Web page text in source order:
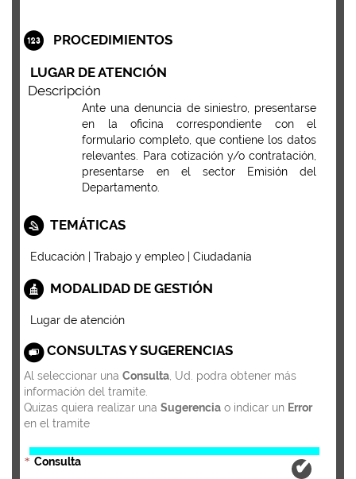
PROCEDIMIENTOS
LUGAR DE ATENCIÓN
Descripción
Ante una denuncia de siniestro, presentarse
en la oficina correspondiente con el
formulario completo, que contiene los datos
relevantes. Para cotización y/o contratación,
presentarse en el sector Emisión del
Departamento.
TEMÁTICAS
Educación | Trabajo y empleo | Ciudadanía
MODALIDAD DE GESTIÓN
Lugar de atención
CONSULTAS Y SUGERENCIAS
Al seleccionar una Consulta , Ud. podra obtener más
información del tramite.
Quizas quiera realizar una Sugerencia o indicar un Error
en el tramite
* Consulta